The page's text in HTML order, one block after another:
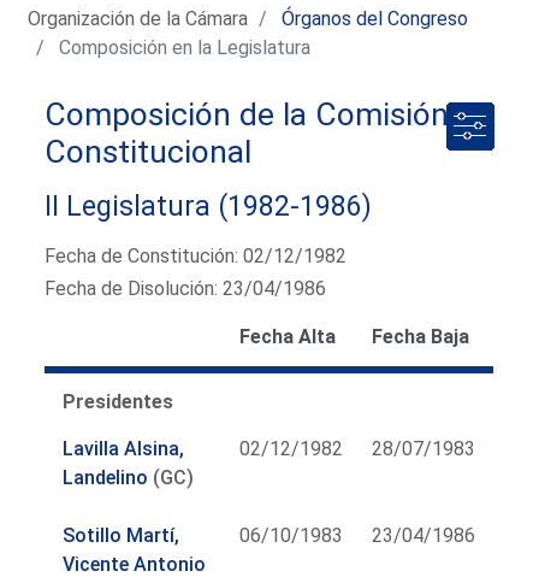
Organización de la Cámara
Órganos del Congreso
Composición en la Legislatura
Composición de la Comisión
Constitucional
II Legislatura (1982-1986)
Fecha de Constitución: 02/12/1982
Fecha de Disolución: 23/04/1986
Fecha Alta Fecha Baja
Presidentes
Lavilla Alsina,
Landelino (GC)
02/12/1982 28/07/1983
Sotillo Martí,
Vicente Antonio
06/10/1983 23/04/1986